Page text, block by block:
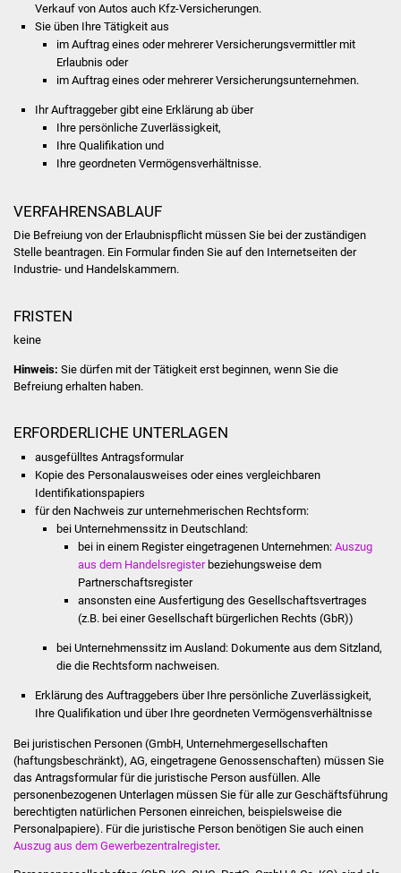
Presse
Was erledige ich wo
Formulare
Kolping-Musikschule
Volkshochschule
Soziale Einrichtungen
Kirchen
Lokale Agenda
Jugendhaus
Fachteam Jugend
Familienzentrum
Stadtwerke
Suenergie
Verkauf von Autos auch Kfz-Versicherungen.
Sie üben Ihre Tätigkeit aus
im Auftrag eines oder mehrerer Versicherungsvermittler mit
Erlaubnis oder
im Auftrag eines oder mehrerer Versicherungsunternehmen.
Ihr Auftraggeber gibt eine Erklärung ab über
Ihre persönliche Zuverlässigkeit,
Ihre Qualifikation und
Ihre geordneten Vermögensverhältnisse.
VERFAHRENSABLAUF
Die Befreiung von der Erlaubnispflicht müssen Sie bei der zuständigen
Stelle beantragen. Ein Formular finden Sie auf den Internetseiten der
Industrie- und Handelskammern.
FRISTEN
keine
Hinweis: Sie dürfen mit der Tätigkeit erst beginnen, wenn Sie die
Befreiung erhalten haben.
ERFORDERLICHE UNTERLAGEN
ausgefülltes Antragsformular
Kopie des Personalausweises oder eines vergleichbaren
Identifikationspapiers
für den Nachweis zur unternehmerischen Rechtsform:
bei Unternehmenssitz in Deutschland:
bei in einem Register eingetragenen Unternehmen:Auszug
aus dem Handelsregisterbeziehungsweise dem
Partnerschaftsregister
ansonsten eine Ausfertigung des Gesellschaftsvertrages
(z.B. bei einer Gesellschaft bürgerlichen Rechts (GbR))
bei Unternehmenssitz im Ausland: Dokumente aus dem Sitzland,
die die Rechtsform nachweisen.
Erklärung des Auftraggebers über Ihre persönliche Zuverlässigkeit,
Ihre Qualifikation und über Ihre geordneten Vermögensverhältnisse
Bei juristischen Personen (GmbH, Unternehmergesellschaften
(haftungsbeschränkt), AG, eingetragene Genossenschaften) müssen Sie
das Antragsformular für die juristische Person ausfüllen. Alle
personenbezogenen Unterlagen müssen Sie für alle zur Geschäftsführung
berechtigten natürlichen Personen einreichen, beispielsweise die
Personalpapiere). Für die juristische Person benötigen Sie auch einen
Auszug aus dem Gewerbezentralregister.